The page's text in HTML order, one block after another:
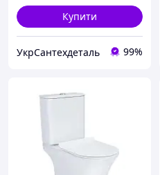
Купити
УкрСантехдеталь 99%